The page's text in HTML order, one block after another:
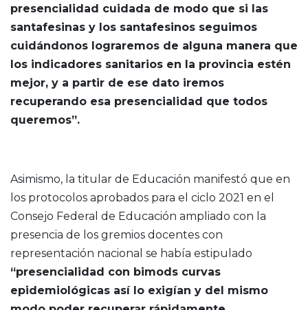
presencialidad cuidada de modo que si las
santafesinas y los santafesinos seguimos
cuidándonos lograremos de alguna manera que
los indicadores sanitarios en la provincia estén
mejor, y a partir de ese dato iremos
recuperando esa presencialidad que todos
queremos”.
Asimismo, la titular de Educación manifestó que en
los protocolos aprobados para el ciclo 2021 en el
Consejo Federal de Educación ampliado con la
presencia de los gremios docentes con
representación nacional se había estipulado
“presencialidad con bimods curvas
epidemiológicas así lo exigían y del mismo